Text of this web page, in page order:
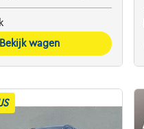
Bekijk wagen